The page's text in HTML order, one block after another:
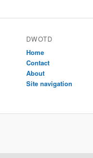
DWOTD
Home
Contact
About
Site navigation